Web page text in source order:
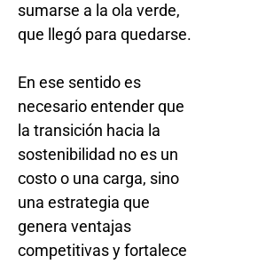
sumarse a la ola verde,
que llegó para quedarse.
En ese sentido es
necesario entender que
la transición hacia la
sostenibilidad no es un
costo o una carga, sino
una estrategia que
genera ventajas
competitivas y fortalece